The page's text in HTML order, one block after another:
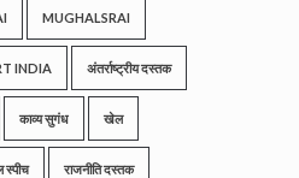
MUGHALSRAI
INDIA अंतर्राष्ट्रीय दस्तक
काव्य सुगंध खेल
स्पीच राजनीति दस्तक